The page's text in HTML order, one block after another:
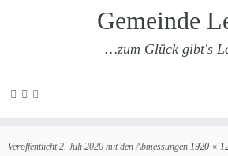
Zum
Gemeinde
…zum Glück gibt's
Veröffentlicht 2. Juli 2020 mit den Abmessungen 1920 ×